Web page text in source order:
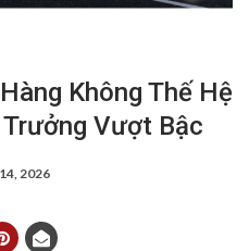
Không Thế Hệ
Vượt Bậc
2026